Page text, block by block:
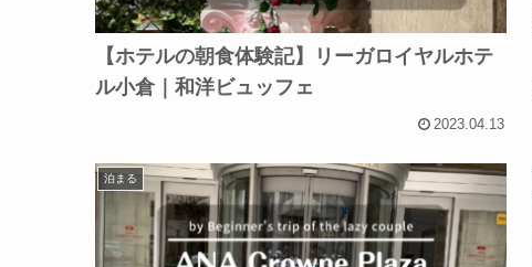
【ホテルの朝食体験記】リーガロイヤルホテ
ル小倉｜和洋ビュッフェ
2023.04.13
泊まる